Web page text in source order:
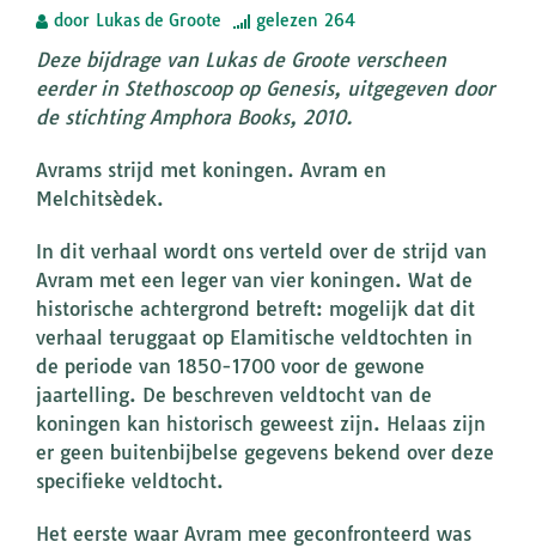
door Lukas de Groote gelezen 264
Deze bijdrage van Lukas de Groote verscheen
eerder in Stethoscoop op Genesis, uitgegeven door
de stichting Amphora Books, 2010.
Avrams strijd met koningen. Avram en
Melchitsèdek.
In dit verhaal wordt ons verteld over de strijd van
Avram met een leger van vier koningen. Wat de
historische achtergrond betreft: mogelijk dat dit
verhaal teruggaat op Elamitische veldtochten in
de periode van 1850-1700 voor de gewone
jaartelling. De beschreven veldtocht van de
koningen kan historisch geweest zijn. Helaas zijn
er geen buitenbijbelse gegevens bekend over deze
specifieke veldtocht.
Het eerste waar Avram mee geconfronteerd was